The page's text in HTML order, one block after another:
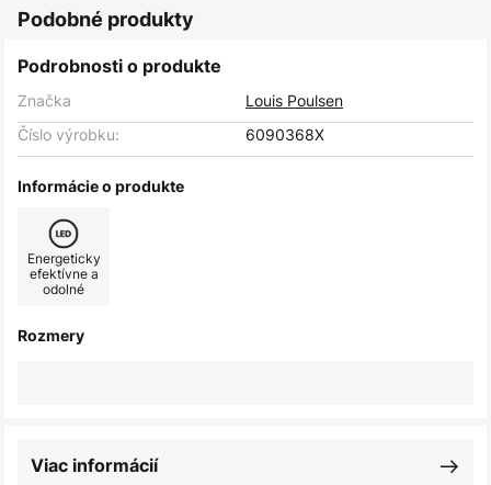
Podobné produkty
Podrobnosti o produkte
Značka
Louis Poulsen
Číslo výrobku:
6090368X
Informácie o produkte
Energeticky
efektívne a
odolné
Rozmery
Viac informácií